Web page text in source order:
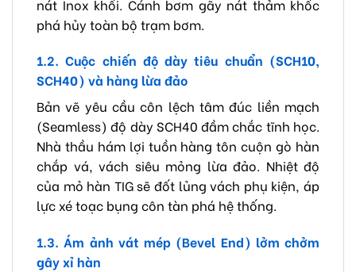
nát Inox khối. Cánh bơm gãy nát thảm khốc
phá hủy toàn bộ trạm bơm.
1.2. Cuộc chiến độ dày tiêu chuẩn (SCH10,
SCH40) và hàng lừa đảo
Bản vẽ yêu cầu côn lệch tâm đúc liền mạch
(Seamless) độ dày SCH40 đầm chắc tĩnh học.
Nhà thầu hám lợi tuồn hàng tôn cuộn gò hàn
chắp vá, vách siêu mỏng lừa đảo. Nhiệt độ
của mỏ hàn TIG sẽ đốt lủng vách phụ kiện, áp
lực xé toạc bụng côn tàn phá hệ thống.
1.3. Ám ảnh vát mép (Bevel End) lởm chởm
gây xỉ hàn